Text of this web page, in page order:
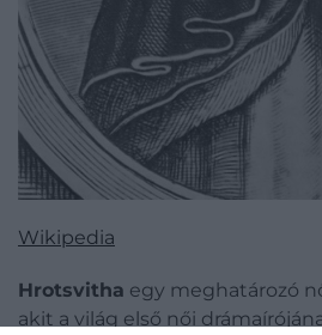
Wikipedia
Hrotsvitha egy meghatározó
akit a világ első női